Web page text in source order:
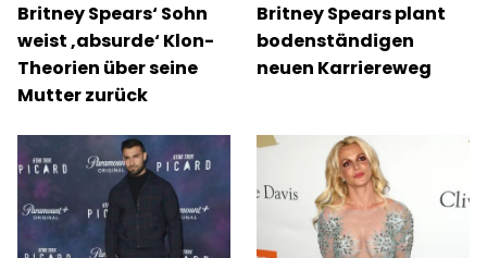
Britney Spears‘ Sohn
weist ‚absurde‘ Klon-
Theorien über seine
Mutter zurück
Britney Spears plant
bodenständigen
neuen Karriereweg